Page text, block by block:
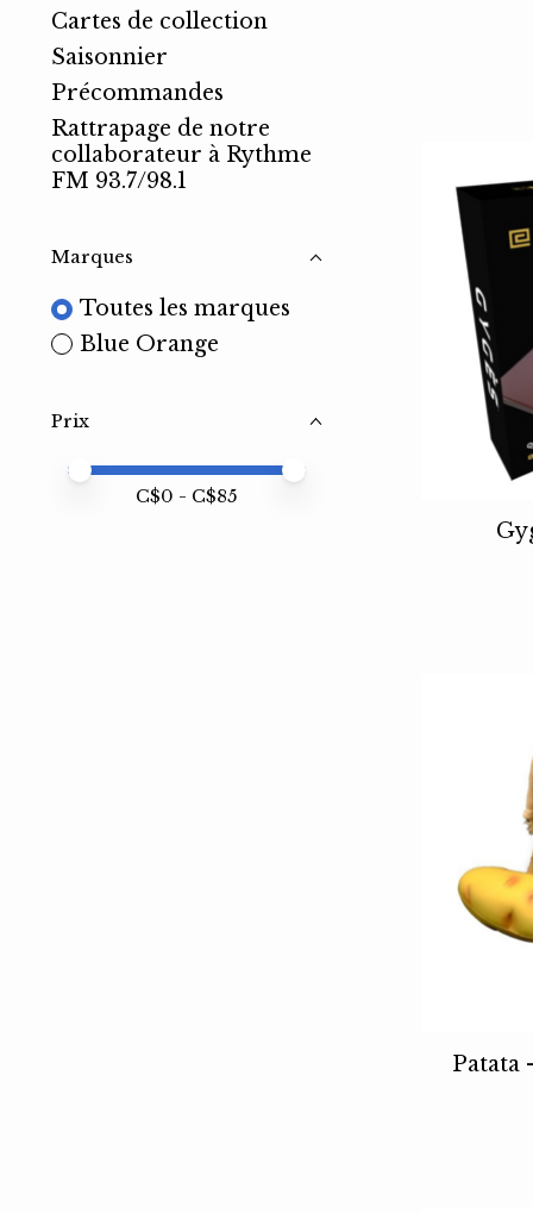
Cartes de collection
Saisonnier
Précommandes
Rattrapage de notre
collaborateur à Rythme
FM 93.7/98.1
Marques
Toutes les marques
Blue Orange
Prix
Prix minimum
Price maximum value
C$0 - C$85
Patata